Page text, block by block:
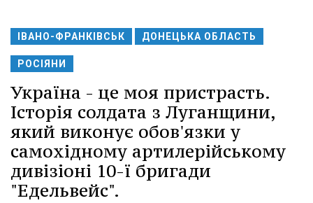
ІВАНО-ФРАНКІВСЬК ДОНЕЦЬКА ОБЛАСТЬ
РОСІЯНИ
Україна - це моя пристрасть.
Історія солдата з Луганщини,
який виконує обов'язки у
самохідному артилерійському
дивізіоні 10-ї бригади
"Едельвейс".